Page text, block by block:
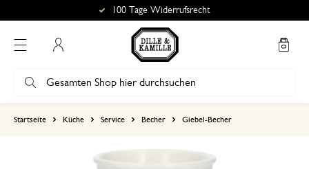
100 Tage Widerrufsrecht
Startseite Küche Service Becher Giebel-Becher